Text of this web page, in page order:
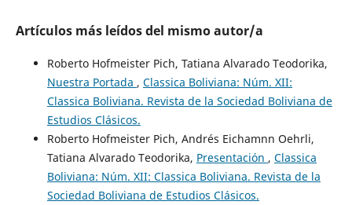
Artículos más leídos del mismo autor/a
Roberto Hofmeister Pich, Tatiana Alvarado Teodorika,
Nuestra Portada , Classica Boliviana: Núm. XII:
Classica Boliviana. Revista de la Sociedad Boliviana de
Estudios Clásicos.
Roberto Hofmeister Pich, Andrés Eichamnn Oehrli,
Tatiana Alvarado Teodorika, Presentación , Classica
Boliviana: Núm. XII: Classica Boliviana. Revista de la
Sociedad Boliviana de Estudios Clásicos.